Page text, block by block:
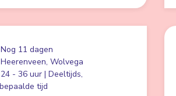
Nog 11 dagen
Heerenveen, Wolvega
24 - 36 uur | Deeltijds,
tijd